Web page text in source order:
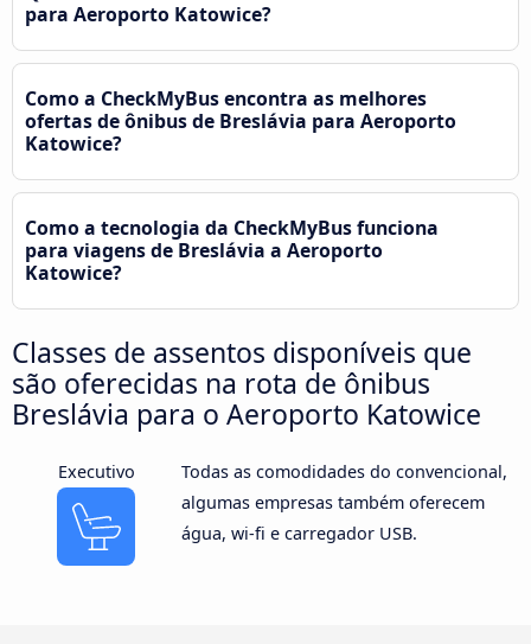
para Aeroporto Katowice?
Como a CheckMyBus encontra as melhores
ofertas de ônibus de Breslávia para Aeroporto
Katowice?
Como a tecnologia da CheckMyBus funciona
para viagens de Breslávia a Aeroporto
Katowice?
Classes de assentos disponíveis que
são oferecidas na rota de ônibus
Breslávia para o Aeroporto Katowice
Executivo
Todas as comodidades do convencional,
algumas empresas também oferecem
água, wi-fi e carregador USB.